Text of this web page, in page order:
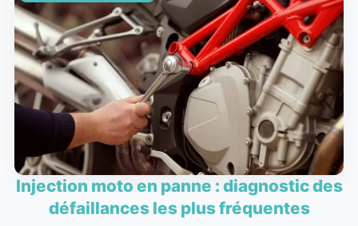
Injection moto en panne : diagnostic des
défaillances les plus fréquentes